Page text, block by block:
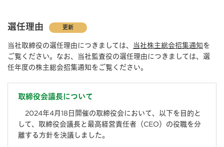
選任理由 更新
当社取締役の選任理由につきましては、 当社株主総会招集通知を
ご覧ください。なお、当社監査役の選任理由につきましては、選
任年度の株主総会招集通知をご覧ください。
取締役会議長について
2024年4⽉18⽇開催の取締役会において、以下を⽬的と
して、取締役会議長と最高経営責任者（CEO）の役職を分
離する方針を決議しました。